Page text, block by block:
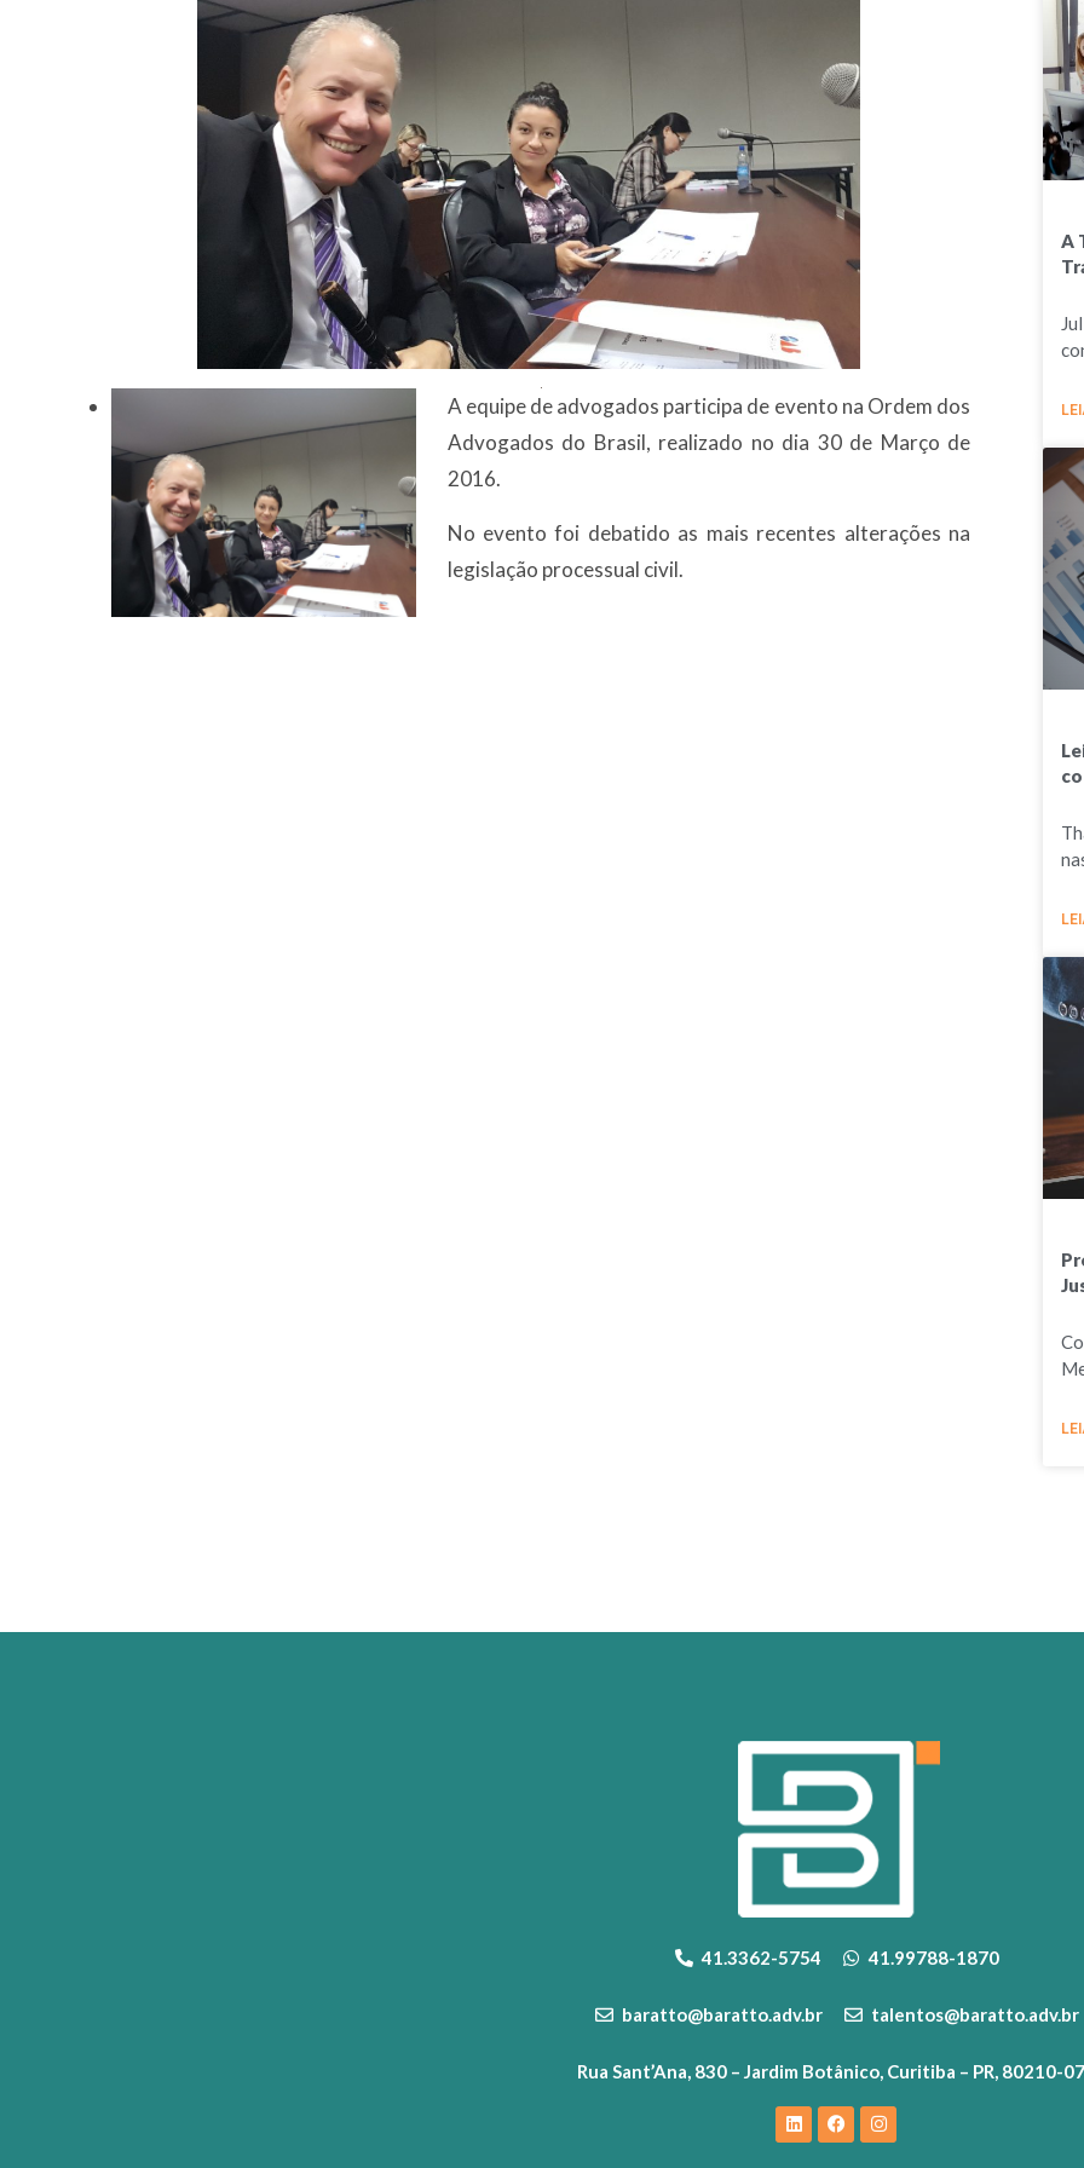
A equipe de advogados participa de evento na Ordem dos
Advogados do Brasil, realizado no dia 30 de Março de
2016.
No evento foi debatido as mais recentes alterações na
legislação processual civil.
A
41.3362-5754 41.99788-1870
baratto@baratto.adv.br talentos@baratto.adv.br
Rua Sant’Ana, 830 – Jardim Botânico, Curitiba – PR, 80210-